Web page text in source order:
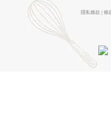
隱私條款 | 條